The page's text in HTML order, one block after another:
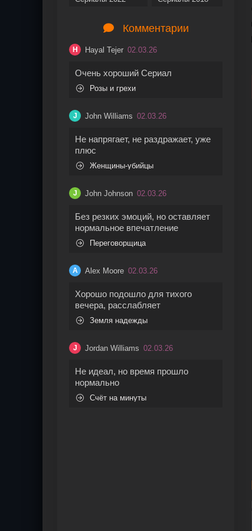
Комментарии
H Hayal Tejer 02.03.26
Очень хороший Сериал
Розы и грехи
J John Williams 02.03.26
Не напрягает, не раздражает, уже
плюс
Женщины-убийцы
J John Johnson 02.03.26
Без резких эмоций, но оставляет
нормальное впечатление
Переговорщица
A Alex Moore 02.03.26
Хорошо подошло для тихого
вечера, расслабляет
Земля надежды
J Jordan Williams 02.03.26
Не идеал, но время прошло
нормально
Счёт на минуты